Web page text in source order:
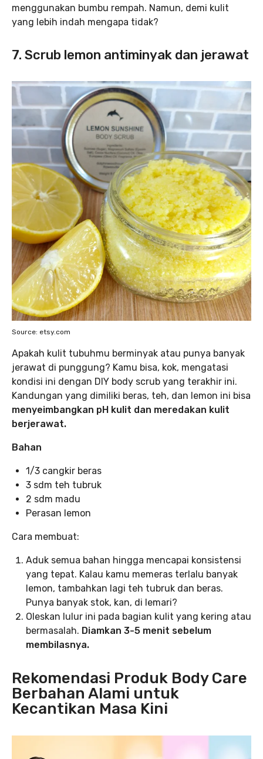
menggunakan bumbu rempah. Namun, demi kulit
yang lebih indah mengapa tidak?
7. Scrub lemon antiminyak dan jerawat
Source: etsy.com
Apakah kulit tubuhmu berminyak atau punya banyak
jerawat di punggung? Kamu bisa, kok, mengatasi
kondisi ini dengan DIY body scrub yang terakhir ini.
Kandungan yang dimiliki beras, teh, dan lemon ini bisa
menyeimbangkan pH kulit dan meredakan kulit
berjerawat.
Bahan
1/3 cangkir beras
3 sdm teh tubruk
2 sdm madu
Perasan lemon
Cara membuat:
Aduk semua bahan hingga mencapai konsistensi
yang tepat. Kalau kamu memeras terlalu banyak
lemon, tambahkan lagi teh tubruk dan beras.
Punya banyak stok, kan, di lemari?
Oleskan lulur ini pada bagian kulit yang kering atau
bermasalah. Diamkan 3-5 menit sebelum
membilasnya.
Rekomendasi Produk Body Care
Berbahan Alami untuk
Kecantikan Masa Kini